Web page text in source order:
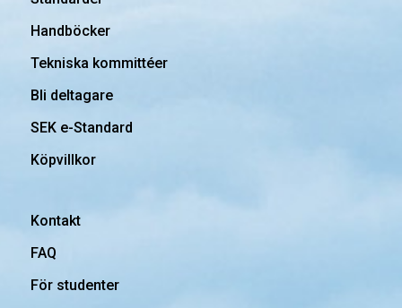
Handböcker
Tekniska kommittéer
Bli deltagare
SEK e-Standard
Köpvillkor
Kontakt
FAQ
För studenter